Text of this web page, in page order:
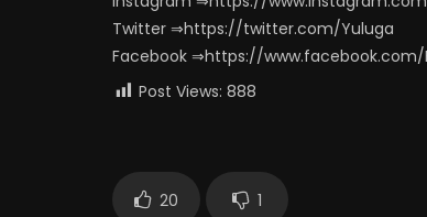
Twitter ⇒https://twitter.com/Yuluga
Facebook ⇒https://
Post Views: 888
20 1